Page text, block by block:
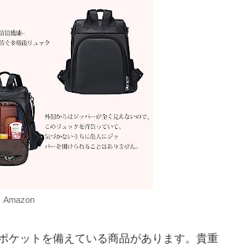
Amazon
ケットを備えている商品があります。貴重